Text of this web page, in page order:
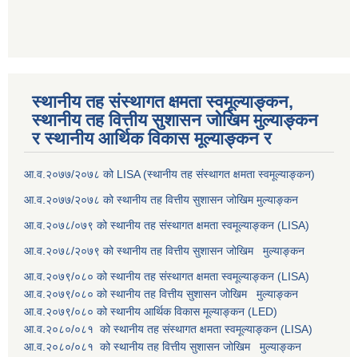
स्थानीय तह संस्थागत क्षमता स्वमूल्याङ्कन,
स्थानीय तह वित्तीय सुशासन जोखिम मुल्याङ्कन
र स्थानीय आर्थिक विकास मूल्याङ्कन र
आ.व.२०७७/२०७८ को LISA (स्थानीय तह संस्थागत क्षमता स्वमूल्याङ्कन)
आ.व.२०७७/२०७८ को स्थानीय तह वित्तीय सुशासन जोखिम मुल्याङ्कन
आ.व.२०७८/०७९ को स्थानीय तह संस्थागत क्षमता स्वमूल्याङ्कन (LISA)
आ.व.२०७८/२०७९ को स्थानीय तह वित्तीय सुशासन जोखिम मुल्याङ्कन
आ.व.२०७९/०८० को स्थानीय तह संस्थागत क्षमता स्वमूल्याङ्कन (LISA)
आ.व.२०७९/०८० को स्थानीय तह वित्तीय सुशासन जोखिम मुल्याङ्कन
आ.व.२०७९/०८० को स्थानीय आर्थिक विकास मूल्याङ्कन (LED)
आ.व.२०८०/०८१ को स्थानीय तह संस्थागत क्षमता स्वमूल्याङ्कन (LISA)
आ.व.२०८०/०८१ को स्थानीय तह वित्तीय सुशासन जोखिम मुल्याङ्कन